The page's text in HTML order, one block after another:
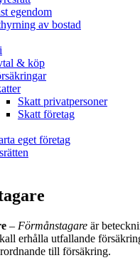
egendom
av bostad
& köp
Skatt privatpersoner
Skatt företag
eget företag
– Förmånstagare är
erhålla utfallande
till försäkring.